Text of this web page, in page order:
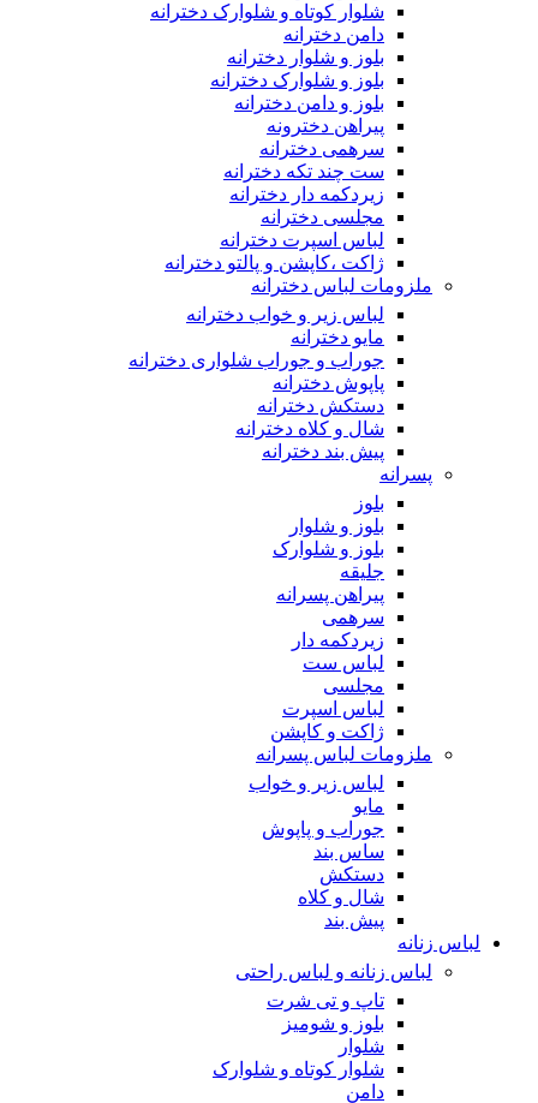
شلوار کوتاه و شلوارک دخترانه
دامن دخترانه
بلوز و شلوار دخترانه
بلوز و شلوارک دخترانه
بلوز و دامن دخترانه
پیراهن دخترونه
سرهمی دخترانه
ست چند تکه دخترانه
زیردکمه دار دخترانه
مجلسی دخترانه
لباس اسپرت دخترانه
ژاکت ،کاپشن و پالتو دخترانه
ملزومات لباس دخترانه
لباس زیر و خواب دخترانه
مایو دخترانه
جوراب و جوراب شلواری دخترانه
پاپوش دخترانه
دستکش دخترانه
شال و کلاه دخترانه
پیش بند دخترانه
پسرانه
بلوز
بلوز و شلوار
بلوز و شلوارک
جلیقه
پیراهن پسرانه
سرهمی
زیردکمه دار
لباس ست
مجلسی
لباس اسپرت
ژاکت و کاپشن
ملزومات لباس پسرانه
لباس زیر و خواب
مایو
جوراب و پاپوش
ساس بند
دستکش
شال و کلاه
پیش بند
لباس زنانه
لباس زنانه و لباس راحتی
تاپ و تی شرت
بلوز و شومیز
شلوار
شلوار کوتاه و شلوارک
دامن